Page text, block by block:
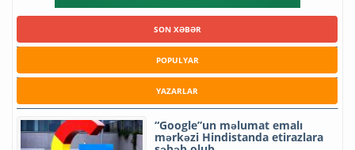
SON XƏBƏR
POPULYAR
YAZARLAR
“Google”un məlumat emalı
mərkəzi Hindistanda etirazlara